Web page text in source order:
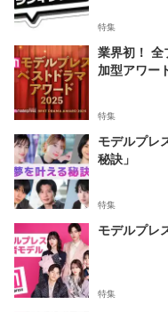
特集
業界初！ 全
加型アワー
特集
モデルプレ
秘訣」
特集
モデルプレ
特集